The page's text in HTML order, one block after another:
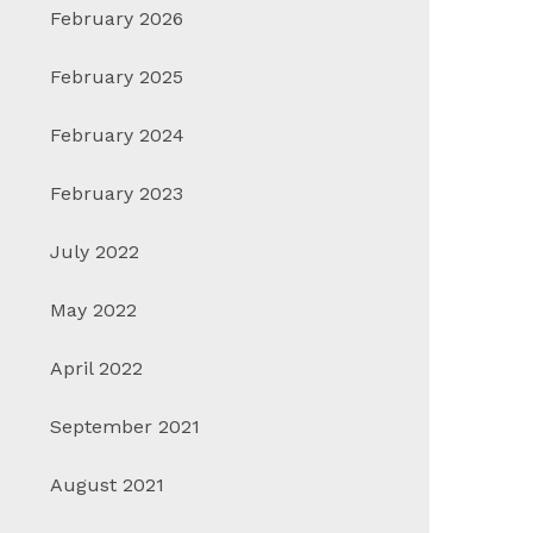
February 2026
February 2025
February 2024
February 2023
July 2022
May 2022
April 2022
September 2021
August 2021